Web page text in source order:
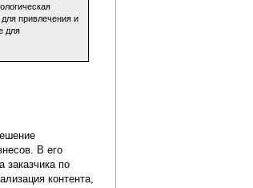
привлечения и
для
В его
заказчика по
контента,